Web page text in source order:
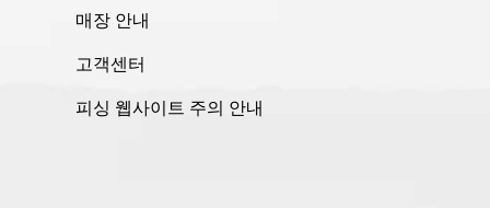
매장 안내
고객센터
피싱 웹사이트 주의 안내